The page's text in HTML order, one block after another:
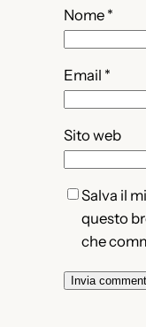
Nome *
Email *
Sito web
Salva il
questo
che